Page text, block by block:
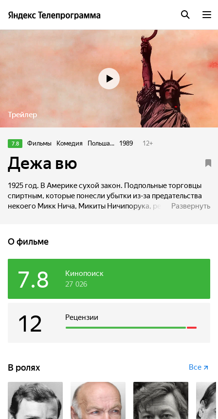
Трейлер
7.8 Фильмы Комедия Польша... 1989 12+
Дежа вю
1925 год. В Америке сухой закон. Подпольные торговцы
спиртным, которые понесли убытки из-за предательства
некоего Микк Нича, Микиты Ничипорука, решают
где Ничипорук организовал самогонный бизнес. И тут
киллер сталкивается с советской реальностью.
Развернуть
О фильме
Кинопоиск
7.8 27 026
Рецензии
12
В ролях Все